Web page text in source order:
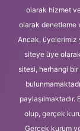
olarak hizmet
olarak denetleme
Ancak, üyelerimiz
siteye üye
sitesi, herhangi bir
olup, gerçek
Gerçek kurum